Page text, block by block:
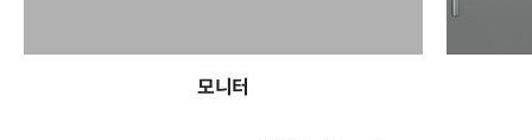
모니터